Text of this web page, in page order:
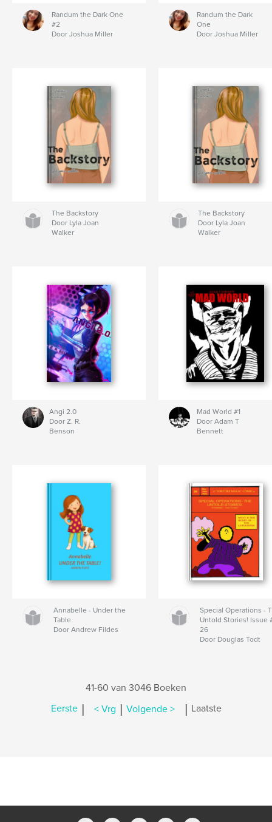
Randum the Dark One
#2
Door Joshua Miller
Randum the Dark
One
Door Joshua Miller
The Backstory
Door Lyla Joan
Walker
The Backstory
Door Lyla Joan
Walker
Angi 2.0
Door Z. R.
Benson
Mad World #1
Door Adam T
Bennett
Annabelle - Under the
Table
Door Andrew Fildes
Special Operations -
Untold Stories! Issue
26
Door Douglas Todt
41-60 van 3046 Boeken
Eerste | < Vrg | Volgende > | Laatste